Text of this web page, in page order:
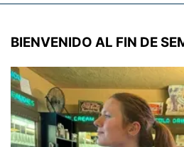
Al Aire
Noticias
Nebraska
Bolsa De Trabajo
BIENVENIDO AL FIN DE